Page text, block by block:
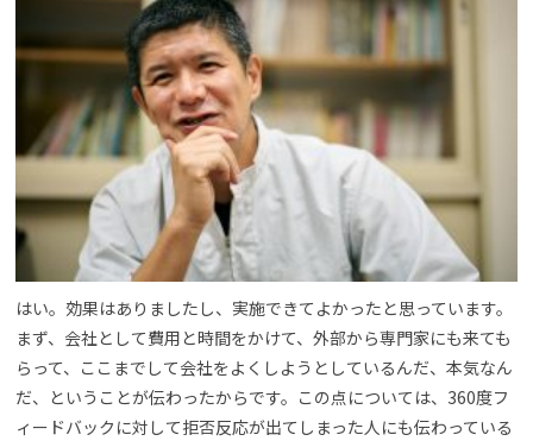
はい。効果はありましたし、実施できてよかったと思っています。
まず、会社として費用と時間をかけて、外部から専門家にも来ても
らって、ここまでして会社をよくしようとしているんだ、本気なん
だ、ということが伝わったからです。この点については、360度フ
ィードバックに対して拒否反応が出てしまった人にも伝わっている